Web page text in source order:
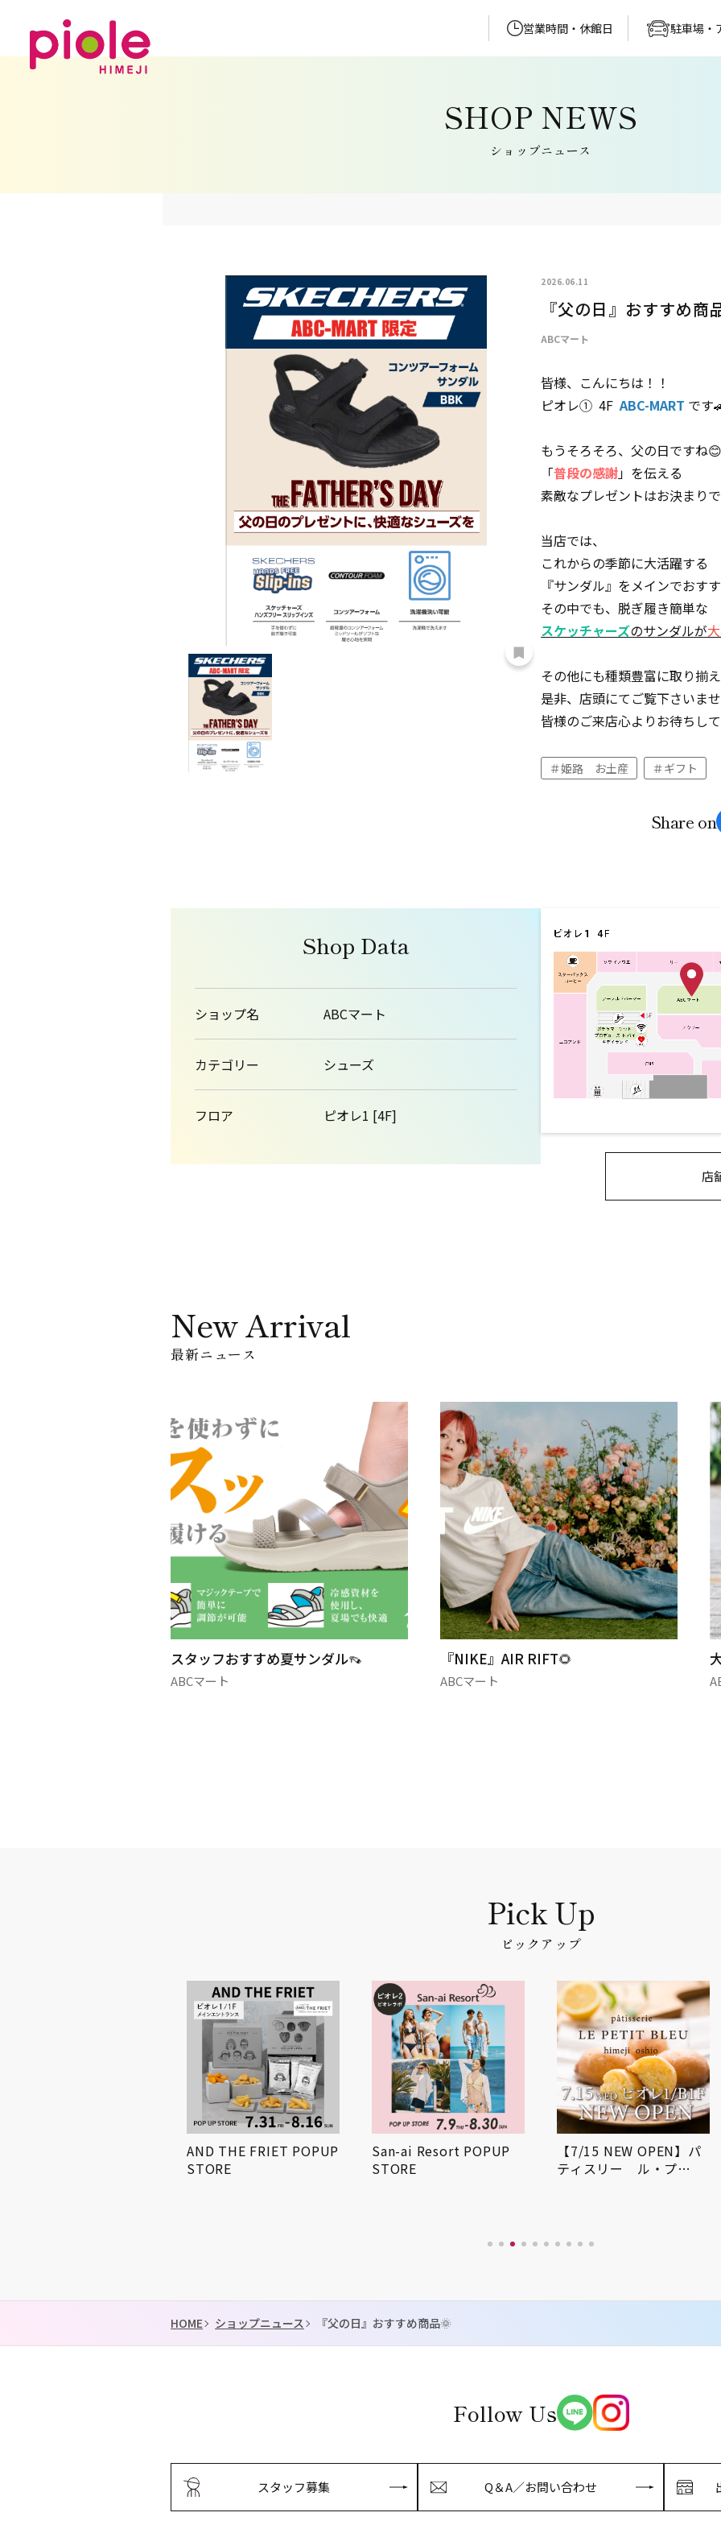
営業時間・休館日 駐車場・
ショップニュース
2026.06.11
『父の日』おすすめ商
ABCマート
皆様、こんにちは！！
ピオレ① 4FABC-MART です
もうそろそろ、父の日ですね😊
「普段の感謝」を伝える
素敵なプレゼントはお決まり
当店では、
これからの季節に大活躍する
『サンダル』をメインでおす
その中でも、脱ぎ履き簡単な
スケッチャーズのサンダルが
その他にも種類豊富に取り揃
是非、店頭にてご覧下さいま
皆様のご来店心よりお待ちし
姫路 お土産 ギフト
Share on
Shop Data
ショップ名 ABCマート
カテゴリー シューズ
フロア ピオレ1 [4F]
店
New Arrival
最新ニュース
スタッフおすすめ夏サンダル👡
ABCマート
『NIKE』AIR RIFT🌻
ABCマート
ピックアップ
AND THE FRIET POPUP
STORE
San-ai Resort POPUP
STORE
【7/15 NEW OPEN】パ
ティスリー ル・プ…
HOME ショップニュース 『父の日』おすすめ商品🌞
Follow Us
スタッフ募集 Q＆A／お問い合わせ